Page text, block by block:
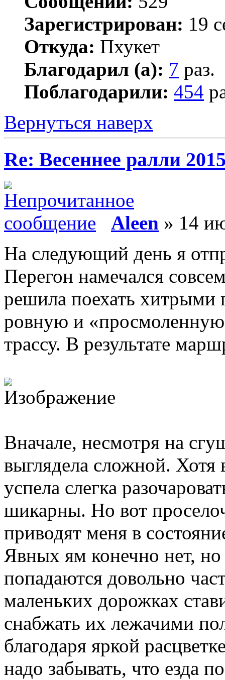
Зарегистрирован: 19
Откуда: Пхукет
Благодарил (а): 7 раз.
Поблагодарили: 454
Вернуться наверх
Re: Весеннее ралли
Aleen » 14
На следующий день я
Перегон намечался
решила поехать хитрыми
ровную и
трассу. В результате
Вначале, несмотря на
выглядела сложной. Хотя
успела слегка
шикарны. Но вот
приводят меня в
Явных ям конечно нет,
попадаются довольно
маленьких дорожках
снабжать их лежачими
благодаря яркой
надо забывать, что езда